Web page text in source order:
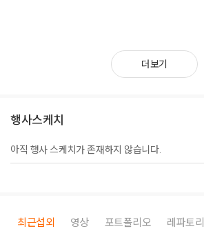
더보기
행사스케치
아직 행사 스케치가 존재하지 않습니다.
최근섭외 영상 포트폴리오 레파토리